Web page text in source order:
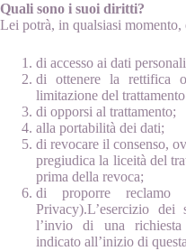
Quali sono i suoi diritti?
Lei potrà, in qualsiasi momento,
di accesso ai dati
di ottenere la rettifica
limitazione del
di opporsi al trattamento;
alla portabilità dei dati;
di revocare il consenso,
pregiudica la liceità del
prima della revoca;
di proporre reclamo
Privacy).L’esercizio
l’invio di una richiesta
indicato all’inizio di